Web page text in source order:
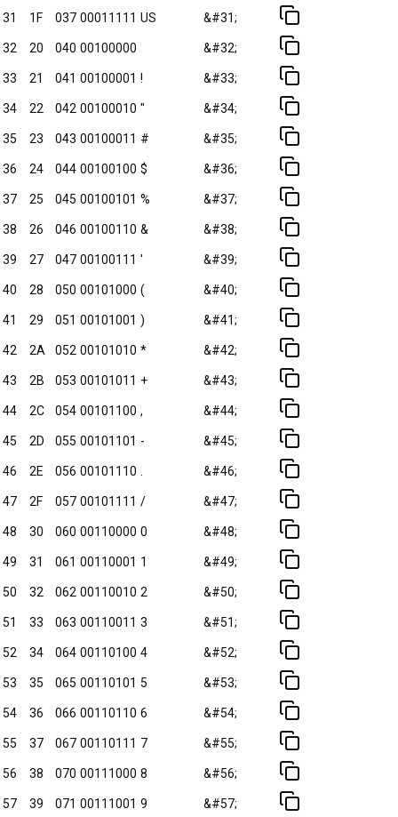
31 1F 037 00011111 US &#31;
32 20 040 00100000 &#32;
33 21 041 00100001 ! &#33;
34 22 042 00100010 " &#34;
35 23 043 00100011 # &#35;
36 24 044 00100100 $ &#36;
37 25 045 00100101 % &#37;
38 26 046 00100110 & &#38;
39 27 047 00100111 ' &#39;
40 28 050 00101000 ( &#40;
41 29 051 00101001 ) &#41;
42 2A 052 00101010 * &#42;
43 2B 053 00101011 + &#43;
44 2C 054 00101100 , &#44;
45 2D 055 00101101 - &#45;
46 2E 056 00101110 &#46;
47 2F 057 00101111 / &#47;
48 30 060 00110000 0 &#48;
49 31 061 00110001 1 &#49;
50 32 062 00110010 2 &#50;
51 33 063 00110011 3 &#51;
52 34 064 00110100 4 &#52;
53 35 065 00110101 5 &#53;
54 36 066 00110110 6 &#54;
55 37 067 00110111 7 &#55;
56 38 070 00111000 8 &#56;
57 39 071 00111001 9 &#57;